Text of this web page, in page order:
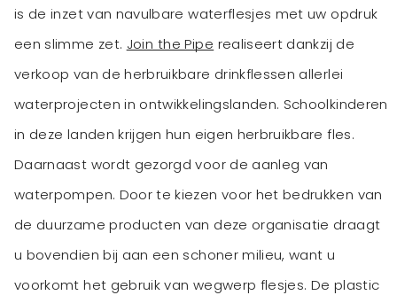
is de inzet van navulbare waterflesjes met uw opdruk
een slimme zet. Join the Pipe realiseert dankzij de
verkoop van de herbruikbare drinkflessen allerlei
waterprojecten in ontwikkelingslanden. Schoolkinderen
in deze landen krijgen hun eigen herbruikbare fles.
Daarnaast wordt gezorgd voor de aanleg van
waterpompen. Door te kiezen voor het bedrukken van
de duurzame producten van deze organisatie draagt
u bovendien bij aan een schoner milieu, want u
voorkomt het gebruik van wegwerp flesjes. De plastic